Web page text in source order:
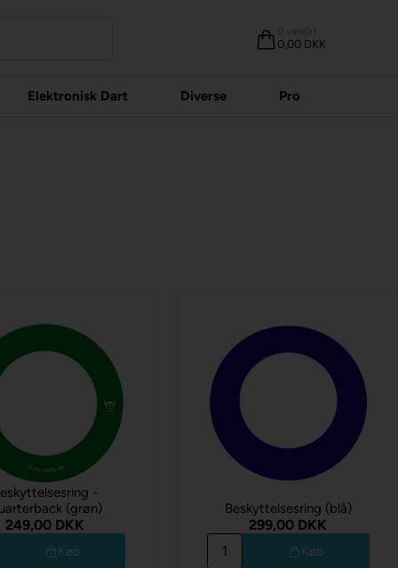
0 vare(r)
0,00 DKK
Elektronisk Dart Diverse Pro
-
(grøn)
249,00 DKK
Køb
Beskyttelsesring (blå)
299,00 DKK
Køb